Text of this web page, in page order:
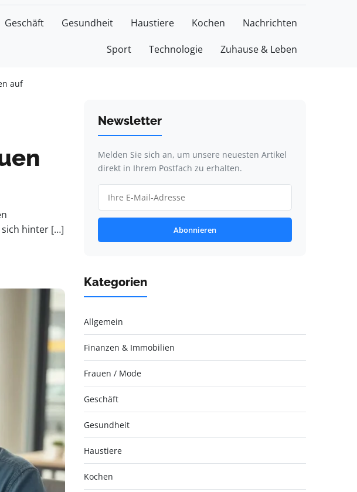
Geschäft Gesundheit Haustiere Kochen Nachrichten
Sport Technologie Zuhause & Leben
auf
sich hinter […]
Newsletter
Melden Sie sich an, um unsere neuesten Artikel
direkt in Ihrem Postfach zu erhalten.
Abonnieren
Kategorien
Allgemein
Finanzen & Immobilien
Frauen / Mode
Geschäft
Gesundheit
Haustiere
Kochen